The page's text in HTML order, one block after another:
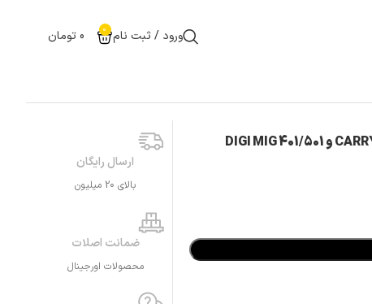
ورود / ثبت نام 0
0تومان
ارسال رایگان
بالای 20 میلیون
ضمانت اصلات
محصولات اورجینال